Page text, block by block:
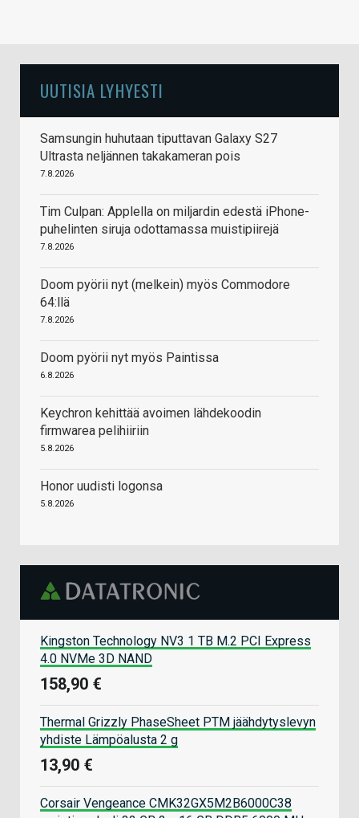
UUTISIA LYHYESTI
Samsungin huhutaan tiputtavan Galaxy S27
Ultrasta neljännen takakameran pois
7.8.2026
Tim Culpan: Applella on miljardin edestä iPhone-
puhelinten siruja odottamassa muistipiirejä
7.8.2026
Doom pyörii nyt (melkein) myös Commodore
64:llä
7.8.2026
Doom pyörii nyt myös Paintissa
6.8.2026
Keychron kehittää avoimen lähdekoodin
firmwarea pelihiiriin
5.8.2026
Honor uudisti logonsa
5.8.2026
Kingston Technology NV3 1 TB M.2 PCI Express
4.0 NVMe 3D NAND
158,90 €
Thermal Grizzly PhaseSheet PTM jäähdytyslevyn
yhdiste Lämpöalusta 2 g
13,90 €
Corsair Vengeance CMK32GX5M2B6000C38